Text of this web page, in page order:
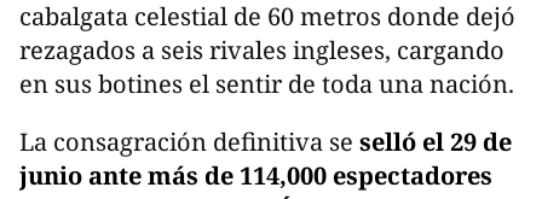
cabalgata celestial de 60 metros donde dejó
rezagados a seis rivales ingleses, cargando
en sus botines el sentir de toda una nación.
La consagración definitiva se selló el 29 de
junio ante más de 114,000 espectadores